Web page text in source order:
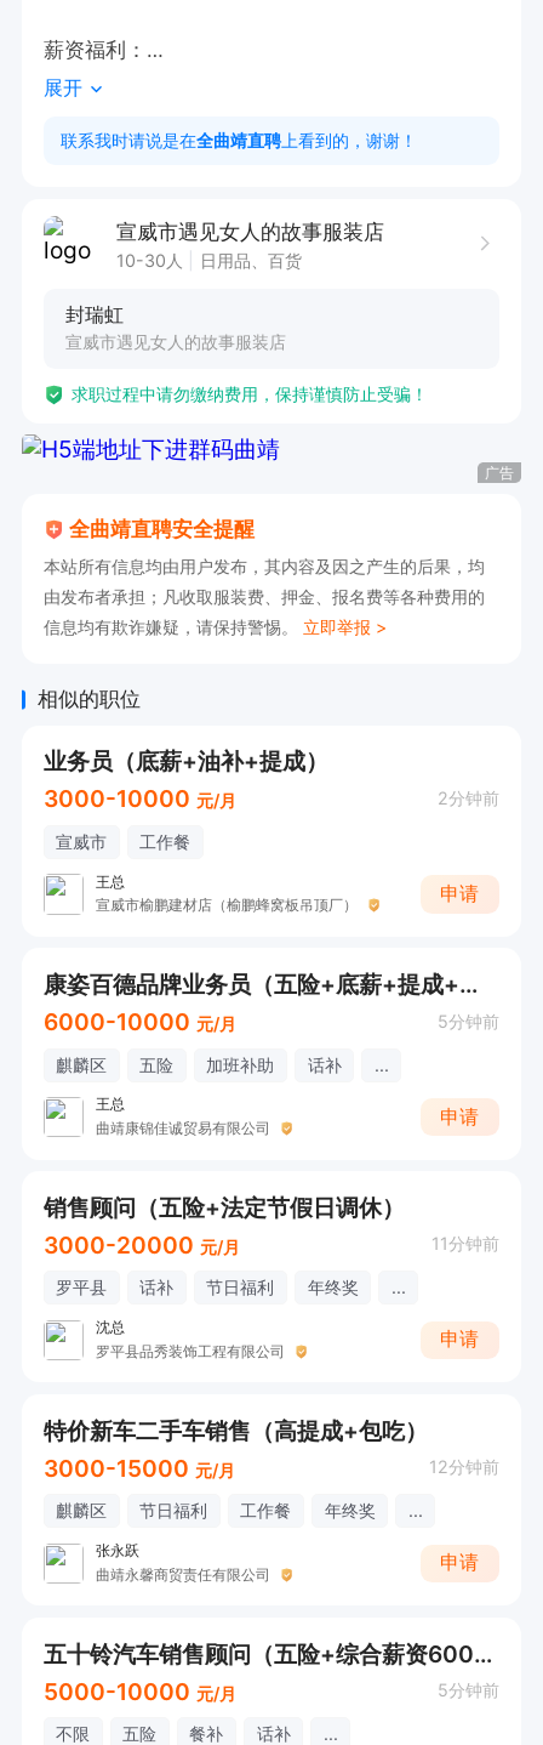
薪资福利：
无责任底薪：实习期2500元，转正3000 元
星级导购津贴：100–600元
上班时间：
晚班：14:00–21:30
月休 4 天
展开
联系我时请说是在全曲靖直聘 上看到的，谢谢！
宣威市遇见女人的故事服装店
10-30人 日用品、百货
封瑞虹
宣威市遇见女人的故事服装店
求职过程中请勿缴纳费用，保持谨慎防止受骗！
广告
全曲靖直聘安全提醒
本站所有信息均由用户发布，其内容及因之产生的后果，均
由发布者承担；凡收取服装费、押金、报名费等各种费用的
信息均有欺诈嫌疑，请保持警惕。 立即举报 >
相似的职位
业务员（底薪+油补+提成）
3000-10000 元/月 2分钟前
宣威市 工作餐
王总
宣威市榆鹏建材店（榆鹏蜂窝板吊顶厂）
申请
康姿百德品牌业务员（五险+底薪+提成+季度奖+年终奖）
6000-10000 元/月 5分钟前
麒麟区 五险 加班补助 话补 ...
王总
曲靖康锦佳诚贸易有限公司
申请
销售顾问（五险+法定节假日调休）
3000-20000 元/月 11分钟前
罗平县 话补 节日福利 年终奖 ...
沈总
罗平县品秀装饰工程有限公司
申请
特价新车二手车销售（高提成+包吃）
3000-15000 元/月 12分钟前
麒麟区 节日福利 工作餐 年终奖 ...
张永跃
曲靖永馨商贸责任有限公司
申请
五十铃汽车销售顾问（五险+综合薪资6000以上+工作餐）
5000-10000 元/月 5分钟前
不限 五险 餐补 话补 ...